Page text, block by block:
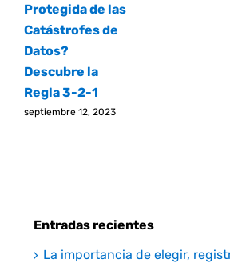
Protegida de las
Catástrofes de
Datos?
Descubre la
Regla 3-2-1
septiembre 12, 2023
Entradas recientes
La importancia de elegir,